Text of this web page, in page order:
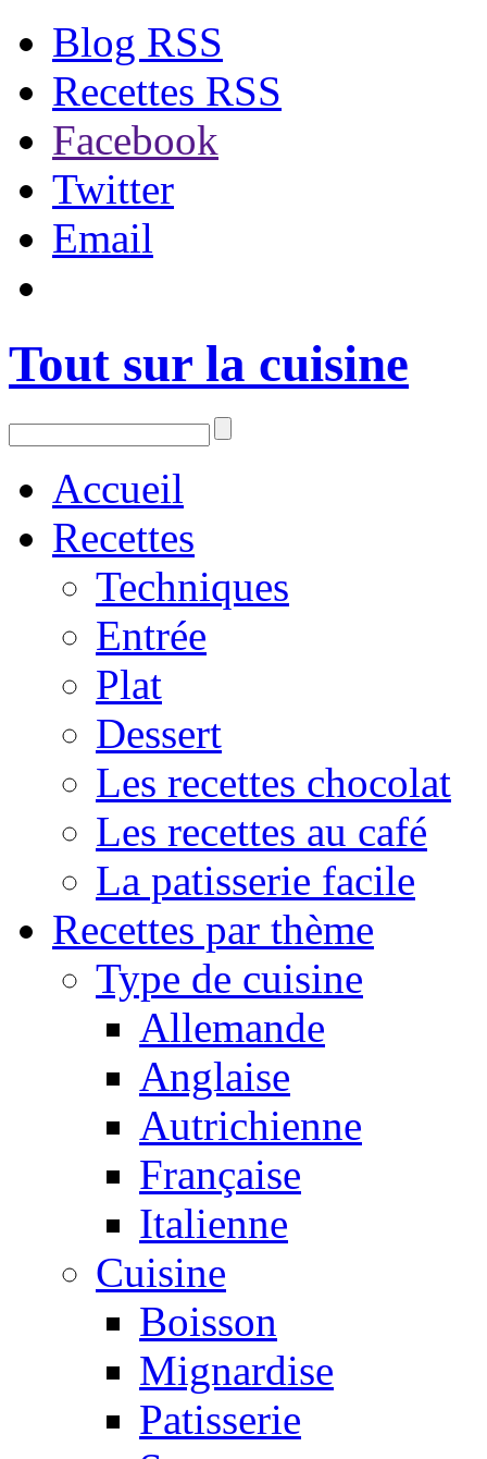
Blog RSS
Recettes RSS
Facebook
Twitter
Email
Tout sur la cuisine
Accueil
Recettes
Techniques
Entrée
Plat
Dessert
Les recettes chocolat
Les recettes au café
La patisserie facile
Recettes par thème
Type de cuisine
Allemande
Anglaise
Autrichienne
Française
Italienne
Cuisine
Boisson
Mignardise
Patisserie